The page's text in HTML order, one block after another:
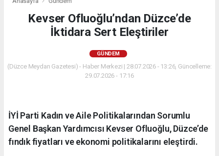
Kevser Ofluoğlu’ndan Düzce’de
İktidara Sert Eleştiriler
GÜNDEM
(Düzce Meydan Gazetesi) - Haber Merkezi | 28.07.2026 - 13:26, Güncelleme:
29.07.2026 - 17:16
İYİ Parti Kadın ve Aile Politikalarından Sorumlu
Genel Başkan Yardımcısı Kevser Ofluoğlu, Düzce’de
fındık fiyatları ve ekonomi politikalarını eleştirdi.